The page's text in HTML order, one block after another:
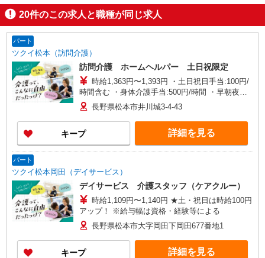
20件のこの求人と職種が同じ求人
パート
ツクイ松本（訪問介護）
訪問介護 ホームヘルパー 土日祝限定
時給1,363円〜1,393円 ・土日祝日手当:100円/
時間含む ・身体介護手当:500円/時間 ・早朝夜間
深夜手当:300円/時間 （18:00〜翌07:59の時間
帯） ・ICT手当:2,000円/月 ・深夜割増は別途支給
・ケア→ケアの移動時間も賃金（時給）を支給 ・
特定事業所加算手当:60円/時間含む ※給与幅は資
格・経験等による
長野県松本市井川城3-4-43
キープ 詳細を見る
パート
ツクイ松本岡田（デイサービス）
デイサービス 介護スタッフ（ケアクルー）
時給1,109円〜1,140円 ★土・祝日は時給100円
アップ！ ※給与幅は資格・経験等による
長野県松本市大字岡田下岡田677番地1
キープ 詳細を見る